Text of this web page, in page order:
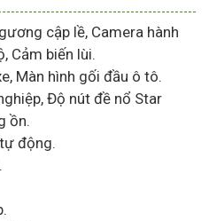
cập lề, Camera hành
Cảm biến lùi.
Màn hình gối đầu ô tô.
Độ nút đề nổ Star
ồn.
động.